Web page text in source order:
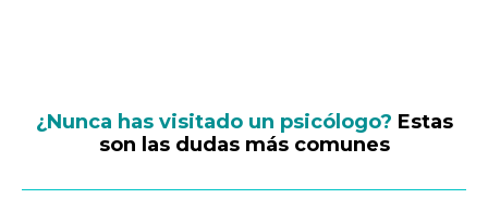
¿Nunca has visitado un psicólogo? Estas
son las dudas más comunes